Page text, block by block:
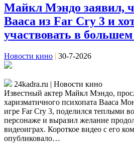
Майкл Мэндо заявил,
Вааса из Far Cry 3 и
участвовать в
Новости кино | 30-7-2026
24kadra.ru | Новости кино
Известный актер Майкл Мэндо,
харизматичного психопата Вааса
игре Far Cry 3, поделился теплыми
персонаже и выразил желание
видеоиграх. Короткое видео с его
опубликовало…